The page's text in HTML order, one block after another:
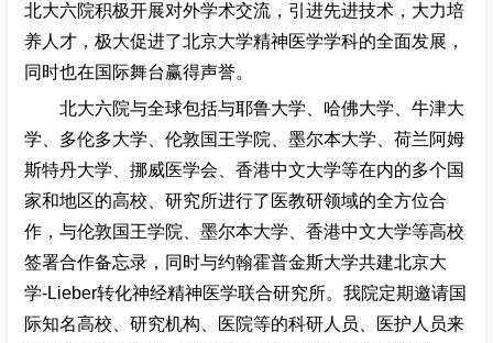
北大六院积极开展对外学术交流，引进先进技术，大力培
养人才，极大促进了北京大学精神医学学科的全面发展，
同时也在国际舞台赢得声誉。
北大六院与全球包括与耶鲁大学、哈佛大学、牛津大
学、多伦多大学、伦敦国王学院、墨尔本大学、荷兰阿姆
斯特丹大学、挪威医学会、香港中文大学等在内的多个国
家和地区的高校、研究所进行了医教研领域的全方位合
作，与伦敦国王学院、墨尔本大学、香港中文大学等高校
签署合作备忘录，同时与约翰霍普金斯大学共建北京大
学-Lieber转化神经精神医学联合研究所。我院定期邀请国
际知名高校、研究机构、医院等的科研人员、医护人员来